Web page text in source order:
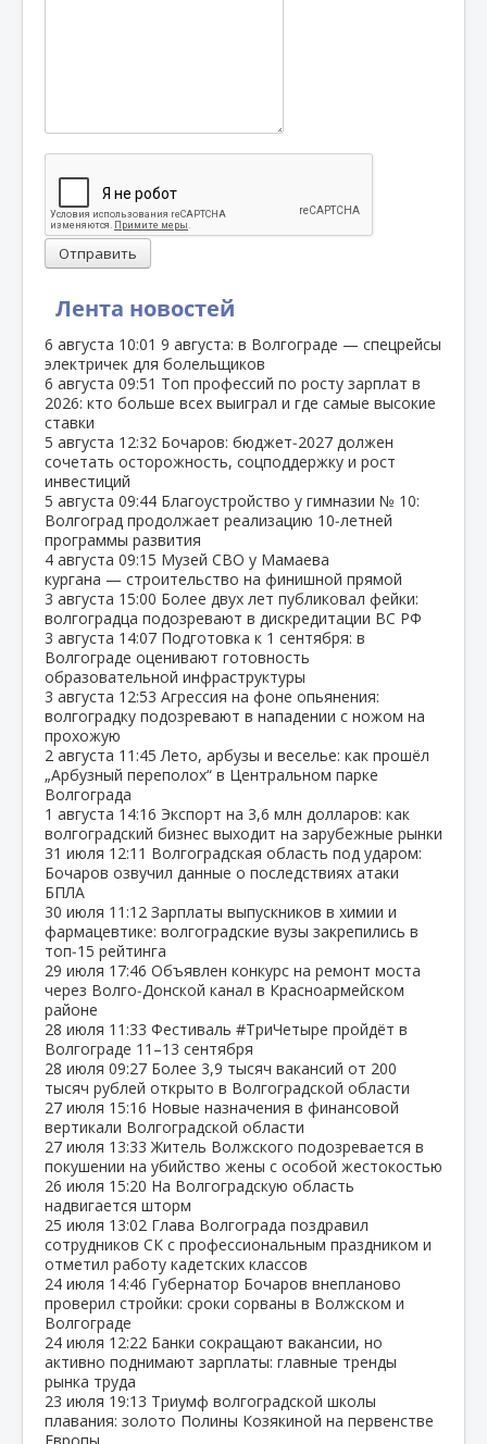
Лента новостей
6 августа 10:01 9 августа: в Волгограде — спецрейсы
электричек для болельщиков
6 августа 09:51 Топ профессий по росту зарплат в
2026: кто больше всех выиграл и где самые высокие
ставки
5 августа 12:32 Бочаров: бюджет‑2027 должен
сочетать осторожность, соцподдержку и рост
инвестиций
5 августа 09:44 Благоустройство у гимназии № 10:
Волгоград продолжает реализацию 10‑летней
программы развития
4 августа 09:15 Музей СВО у Мамаева
кургана — строительство на финишной прямой
3 августа 15:00 Более двух лет публиковал фейки:
волгоградца подозревают в дискредитации ВС РФ
3 августа 14:07 Подготовка к 1 сентября: в
Волгограде оценивают готовность
образовательной инфраструктуры
3 августа 12:53 Агрессия на фоне опьянения:
волгоградку подозревают в нападении с ножом на
прохожую
2 августа 11:45 Лето, арбузы и веселье: как прошёл
„Арбузный переполох“ в Центральном парке
Волгограда
1 августа 14:16 Экспорт на 3,6 млн долларов: как
волгоградский бизнес выходит на зарубежные рынки
31 июля 12:11 Волгоградская область под ударом:
Бочаров озвучил данные о последствиях атаки
БПЛА
30 июля 11:12 Зарплаты выпускников в химии и
фармацевтике: волгоградские вузы закрепились в
топ‑15 рейтинга
29 июля 17:46 Объявлен конкурс на ремонт моста
через Волго‑Донской канал в Красноармейском
районе
28 июля 11:33 Фестиваль #ТриЧетыре пройдёт в
Волгограде 11–13 сентября
28 июля 09:27 Более 3,9 тысяч вакансий от 200
тысяч рублей открыто в Волгоградской области
27 июля 15:16 Новые назначения в финансовой
вертикали Волгоградской области
27 июля 13:33 Житель Волжского подозревается в
покушении на убийство жены с особой жестокостью
26 июля 15:20 На Волгоградскую область
надвигается шторм
25 июля 13:02 Глава Волгограда поздравил
сотрудников СК с профессиональным праздником и
отметил работу кадетских классов
24 июля 14:46 Губернатор Бочаров внепланово
проверил стройки: сроки сорваны в Волжском и
Волгограде
24 июля 12:22 Банки сокращают вакансии, но
активно поднимают зарплаты: главные тренды
рынка труда
23 июля 19:13 Триумф волгоградской школы
плавания: золото Полины Козякиной на первенстве
Отправить